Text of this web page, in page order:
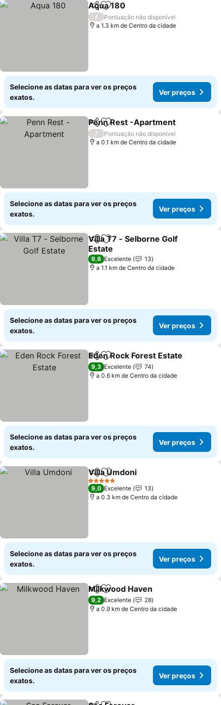
PartilharAdicionar aos favoritos
Aqua 180
/
Pontuação não disponível
a 1.3 km de Centro da cidade
Selecione as datas para ver os preços
exatos.
Ver preços
PartilharAdicionar aos favoritos
Penn Rest -Apartment
/
Pontuação não disponível
a 0.1 km de Centro da cidade
Selecione as datas para ver os preços
exatos.
Ver preços
PartilharAdicionar aos favoritos
Villa T7 - Selborne Golf
Estate
9,6 Excelente
13
a 1.1 km de Centro da cidade
Selecione as datas para ver os preços
exatos.
Ver preços
PartilharAdicionar aos favoritos
Eden Rock Forest Estate
9,3 Excelente
74
a 0.6 km de Centro da cidade
Selecione as datas para ver os preços
exatos.
Ver preços
PartilharAdicionar aos favoritos
Villa Umdoni
5 Estrelas
9,0 Excelente
13
a 0.3 km de Centro da cidade
Selecione as datas para ver os preços
exatos.
Ver preços
PartilharAdicionar aos favoritos
Milkwood Haven
9,2 Excelente
28
a 0.9 km de Centro da cidade
Selecione as datas para ver os preços
exatos.
Ver preços